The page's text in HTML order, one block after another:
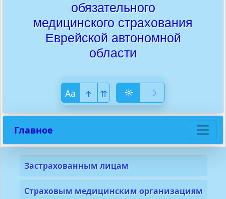
обязательного
медицинского страхования
Еврейской автономной
области
Аa ↑ ⇈ ☼ ☽
Главное
Застрахованным лицам
Страховым медицинским организациям